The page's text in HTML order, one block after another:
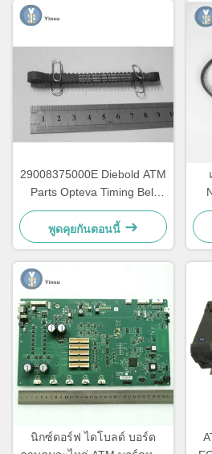
29008375000E Diebold ATM
Parts Opteva Timing Belt
เข็มขัดขนส่ง เข็มขัดขนส่ง
67T
พูดคุยกันตอนนี้
เ
นิกซ์ดอร์ฟ ไดโบลด์ บอร์ด